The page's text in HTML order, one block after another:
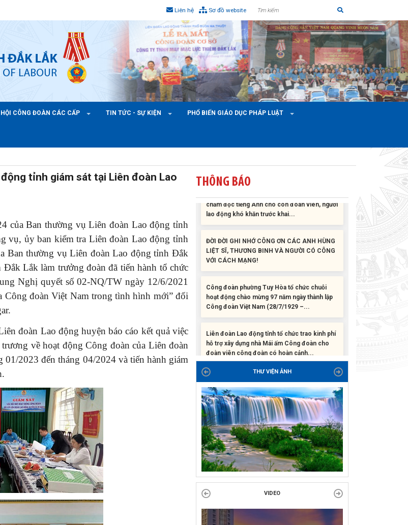
Liên hệ Sơ đồ website
CÔNG ĐOÀN CÁC CẤP TIN TỨC - SỰ KIỆN PHỔ BIẾN GIÁO DỤC PHÁP LUẬT
tỉnh giám sát tại Liên đoàn Lao
Ban thường vụ Liên đoàn Lao động tỉnh
vụ, ủy ban kiểm tra Liên đoàn Lao động tỉnh
Ban thường vụ Liên đoàn Lao động tỉnh Đắk
Lắk làm trưởng đoàn đã tiến hành tổ chức
Nghị quyết số 02-NQ/TW ngày 12/6/2021
đoàn Việt Nam trong tình hình mới” đối
đoàn Lao động huyện báo cáo kết quả việc
về hoạt động Công đoàn của Liên đoàn
2023 đến tháng 04/2024 và tiến hành giám
THÔNG BÁO
Liên đoàn Lao động tỉnh tổ chức trao kinh phí
hỗ trợ xây dựng nhà Mái ấm Công đoàn cho
đoàn viên công đoàn có hoàn cảnh...
thuộc Công đoàn phường Tân An
Liên đoàn Lao động tỉnh trao tặng 100 bộ bút
chấm đọc tiếng Anh cho con đoàn viên, người
ĐỜI ĐỜI GHI NHỚ CÔNG ƠN CÁC ANH HÙNG
VỚI CÁCH MẠNG!
Công đoàn phường Tuy Hòa tổ chức chuỗi
Công đoàn Việt Nam (28/7/1929 –...
Liên đoàn Lao động tỉnh tổ chức trao kinh phí
đoàn viên công đoàn có hoàn cảnh...
thuộc Công đoàn phường Tân An
Liên đoàn Lao động tỉnh trao tặng 100 bộ bút
chấm đọc tiếng Anh cho con đoàn viên, người
lao động khó khăn trước khai...
ĐỜI ĐỜI GHI NHỚ CÔNG ƠN CÁC ANH HÙNG
LIỆT SĨ, THƯƠNG BINH VÀ NGƯỜI CÓ CÔNG
VỚI CÁCH MẠNG!
Công đoàn phường Tuy Hòa tổ chức chuỗi
hoạt động chào mừng 97 năm ngày thành lập
THƯ VIỆN ẢNH
VIDEO